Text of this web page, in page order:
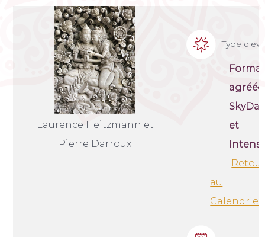
Laurence Heitzmann et
Pierre Darroux
Type
et
au
Calendrier